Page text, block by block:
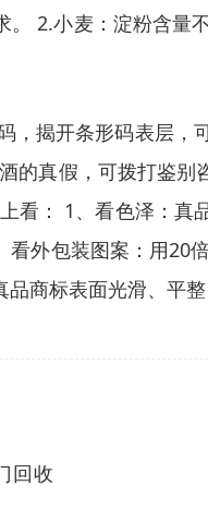
。 2.小麦：淀粉含量
，揭开条形码表层
的真假，可拨打鉴
看： 1、看色泽：
外包装图案：用20
商标表面光滑、平
回收